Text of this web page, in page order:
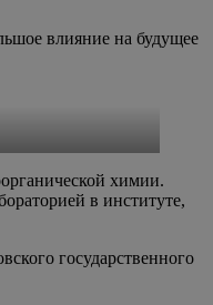
влияние на будущее
химии.
в институте,
государственного